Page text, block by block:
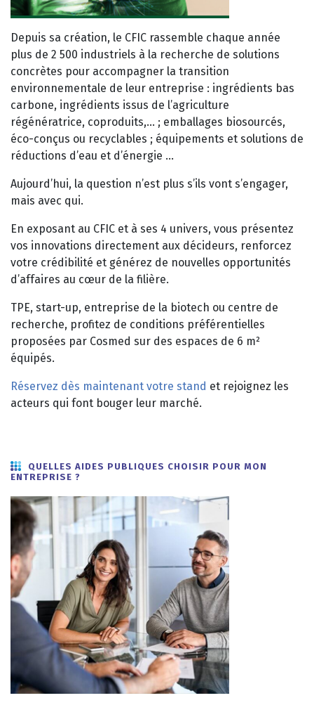
Depuis sa création, le CFIC rassemble chaque année
plus de 2 500 industriels à la recherche de solutions
concrètes pour accompagner la transition
environnementale de leur entreprise : ingrédients bas
carbone, ingrédients issus de l’agriculture
régénératrice, coproduits,… ; emballages biosourcés,
éco-conçus ou recyclables ; équipements et solutions de
réductions d’eau et d’énergie …
Aujourd’hui, la question n’est plus s’ils vont s’engager,
mais avec qui.
En exposant au CFIC et à ses 4 univers, vous présentez
vos innovations directement aux décideurs, renforcez
votre crédibilité et générez de nouvelles opportunités
d’affaires au cœur de la filière.
TPE, start-up, entreprise de la biotech ou centre de
recherche, profitez de conditions préférentielles
proposées par Cosmed sur des espaces de 6 m²
équipés.
Réservez dès maintenant votre stand et rejoignez les
acteurs qui font bouger leur marché.
QUELLES AIDES PUBLIQUES CHOISIR POUR MON
ENTREPRISE ?